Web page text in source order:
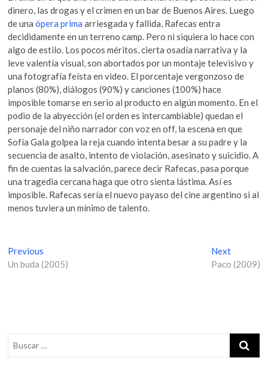
dinero, las drogas y el crimen en un bar de Buenos Aires. Luego
de unaópera prima arriesgada y fallida, Rafecas entra
decididamente en un terreno camp. Pero ni siquiera lo hace con
algo de estilo. Los pocos méritos, cierta osadía narrativa y la
leve valentía visual, son abortados por un montaje televisivo y
una fotografía feísta en video. El porcentaje vergonzoso de
planos (80%), diálogos (90%) y canciones (100%) hace
imposible tomarse en serio al producto en algún momento. En el
podio de la abyección (el orden es intercambiable) quedan el
personaje del niño narrador con voz en off, la escena en que
Sofía Gala golpea la reja cuando intenta besar a su padre y la
secuencia de asalto, intento de violación, asesinato y suicidio. A
fin de cuentas la salvación, parece decir Rafecas, pasa porque
una tragedia cercana haga que otro sienta lástima. Así es
imposible. Rafecas sería el nuevo payaso del cine argentino si al
menos tuviera un mínimo de talento.
N
a
g
a
Previous
r
p
Un buda (2005)
NextN
e
:
Paco (2009)